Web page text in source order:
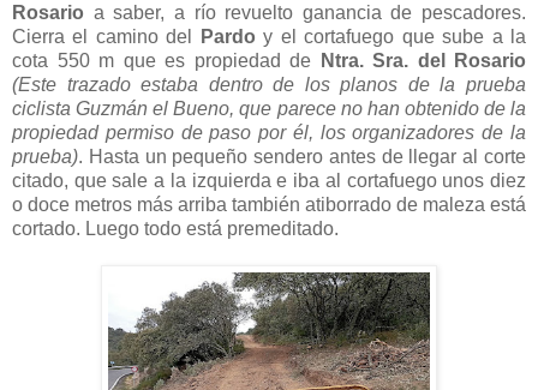
Rosario a saber, a río revuelto ganancia de pescadores.
Cierra el camino del
Pardo y el cortafuego que sube a la
cota 550 m que es propiedad de
Ntra. Sra. del Rosario
(Este trazado estaba dentro de los planos de la prueba
ciclista Guzmán el Bueno, que parece no han obtenido de la
propiedad permiso de paso por él, los organizadores de la
prueba). Hasta un pequeño sendero antes de llegar al corte
citado, que sale a la izquierda e iba al cortafuego unos diez
o doce metros más arriba también atiborrado de maleza está
cortado. Luego todo está premeditado.